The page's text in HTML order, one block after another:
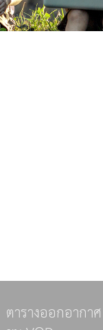
ตารางออกอากาศ